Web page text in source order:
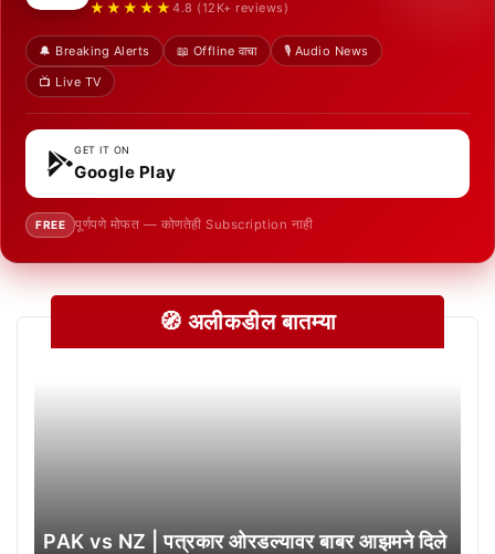
★★★★★ 4.8 (12K+ reviews)
🔔 Breaking Alerts 📖 Offline वाचा
🎙️ Audio News
📺 Live TV
GET IT ON
Google Play
FREE पूर्णपणे मोफत — कोणतेही Subscription नाही
🧭 अलीकडील बातम्या
PAK vs NZ | पत्रकार ओरडल्यावर बाबर आझमने दिले